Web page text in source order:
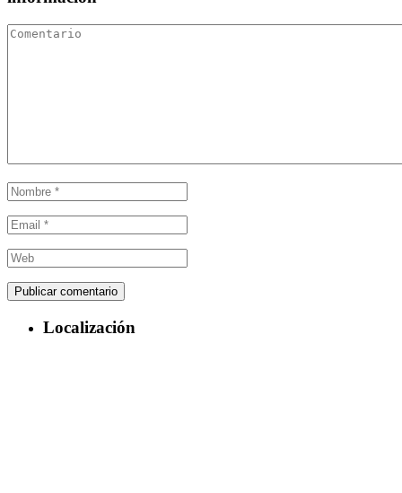
Localización